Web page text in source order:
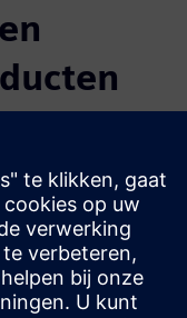
bronnen